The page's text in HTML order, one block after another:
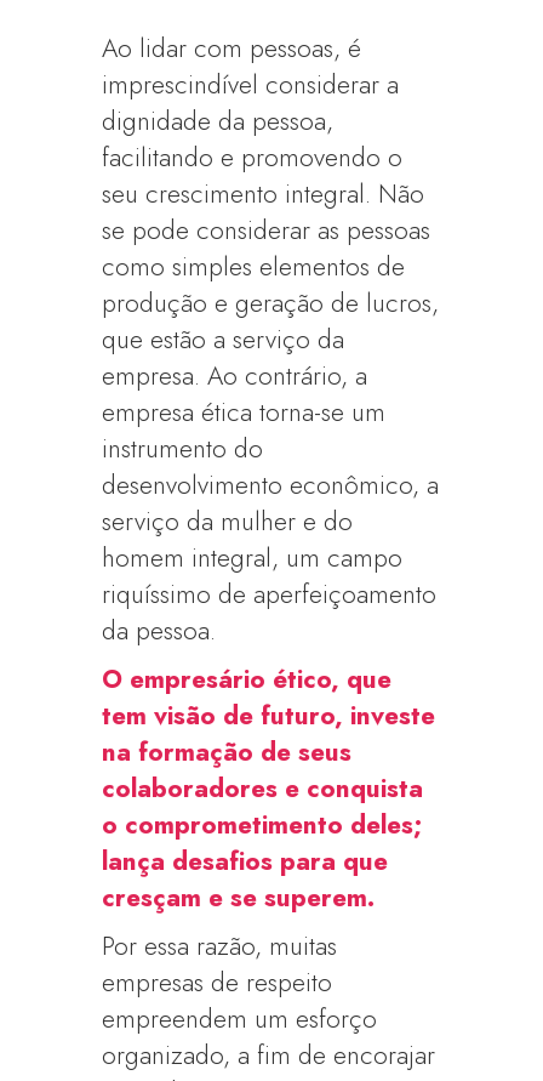
Ao lidar com pessoas, é
imprescindível considerar a
dignidade da pessoa,
facilitando e promovendo o
seu crescimento integral. Não
se pode considerar as pessoas
como simples elementos de
produção e geração de lucros,
que estão a serviço da
empresa. Ao contrário, a
empresa ética torna-se um
instrumento do
desenvolvimento econômico, a
serviço da mulher e do
homem integral, um campo
riquíssimo de aperfeiçoamento
da pessoa.
O empresário ético, que
tem visão de futuro, investe
na formação de seus
colaboradores e conquista
o comprometimento deles;
lança desafios para que
cresçam e se superem.
Por essa razão, muitas
empresas de respeito
empreendem um esforço
organizado, a fim de encorajar